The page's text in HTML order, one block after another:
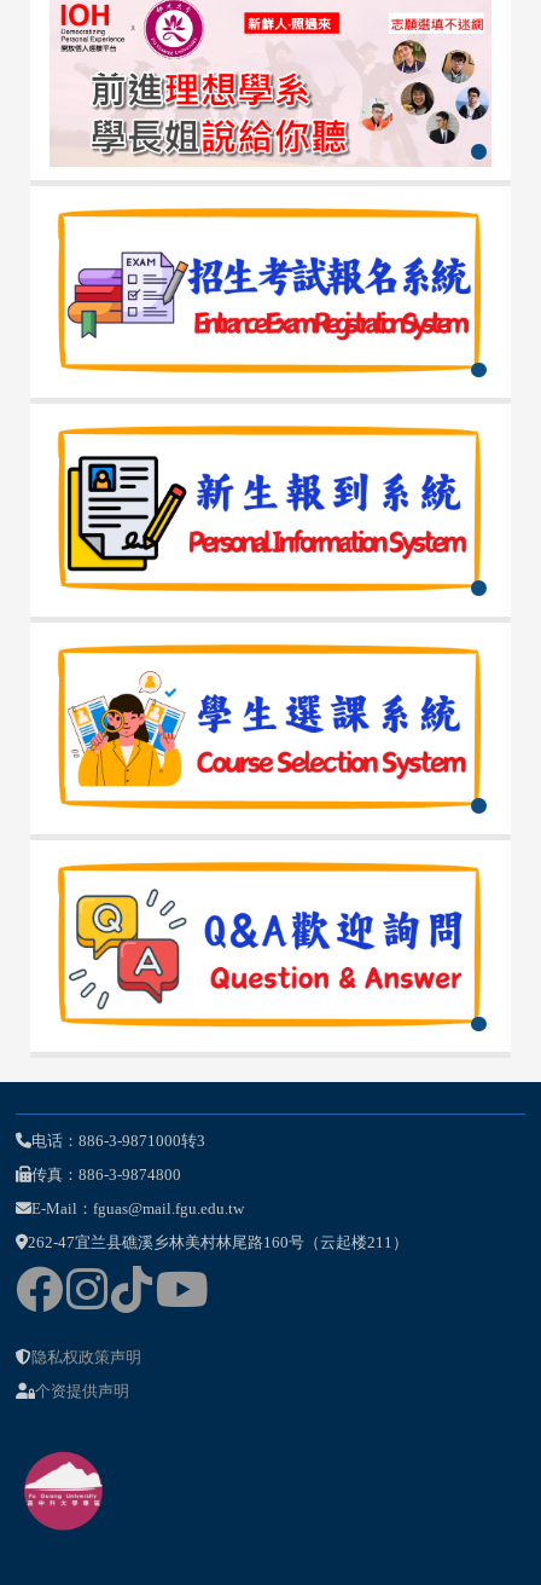
电话：886-3-9871000转3
传真：886-3-9874800
E-Mail：fguas@mail.fgu.edu.tw
262-47宜兰县礁溪乡林美村林尾路160号（云起楼211）
隐私权政策声明
个资提供声明